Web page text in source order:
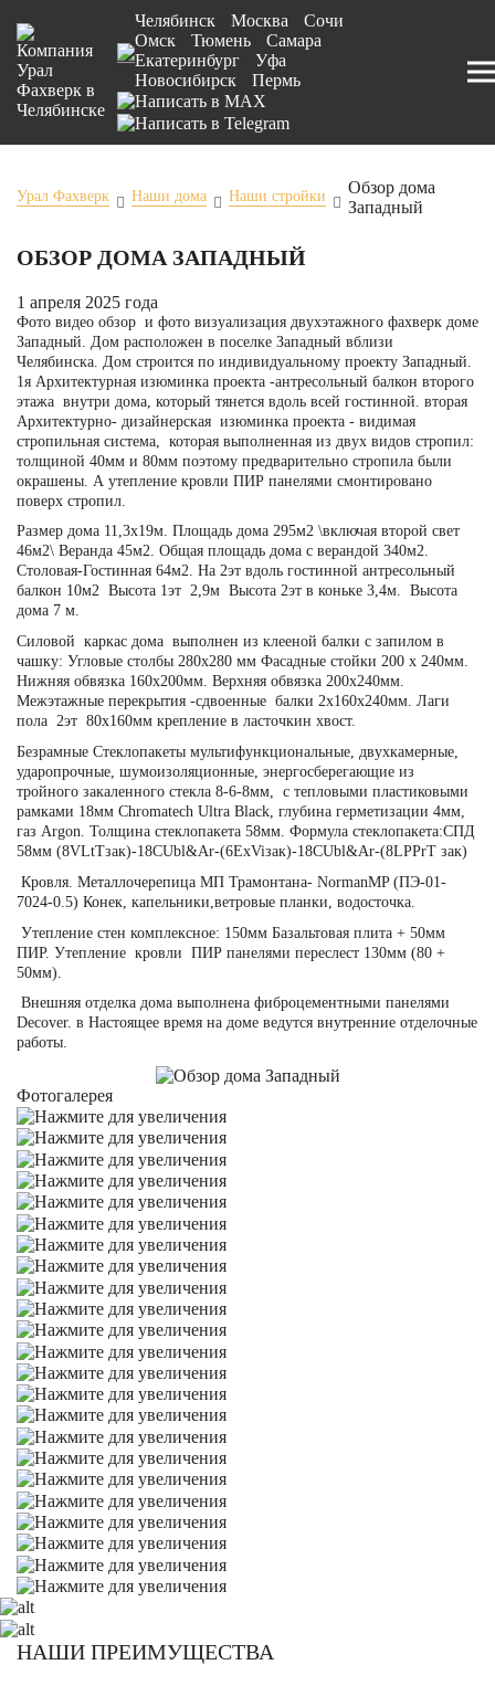
Челябинск Москва
Сочи
Омск
Тюмень
Самара
Екатеринбург
Уфа
Новосибирск
Пермь
Урал Фахверк Наши дома Наши стройки
Обзор дома
Западный
ОБЗОР ДОМА ЗАПАДНЫЙ
1 апреля 2025 года
Фото видео обзор и фото визуализация двухэтажного фахверк доме
Западный. Дом расположен в поселке Западный вблизи
Челябинска. Дом строится по индивидуальному проекту Западный
1я Архитектурная изюминка проекта -антресольный балкон второго
этажа внутри дома, который тянется вдоль всей гостинной. вторая
Архитектурно- дизайнерская изюминка проекта - видимая
стропильная система, которая выполненная из двух видов стропил:
толщиной 40мм и 80мм поэтому предварительно стропила были
окрашены. А утепление кровли ПИР панелями смонтировано
поверх стропил.
Размер дома 11,3х19м. Площадь дома 295м2 \включая второй свет
46м2\ Веранда 45м2. Общая площадь дома с верандой 340м2.
Столовая-Гостинная 64м2. На 2эт вдоль гостинной антресольный
балкон 10м2 Высота 1эт 2,9м Высота 2эт в коньке 3,4м. Высота
дома 7 м.
Силовой каркас дома выполнен из клееной балки с запилом в
чашку: Угловые столбы 280х280 мм Фасадные стойки 200 х 240мм.
Нижняя обвязка 160х200мм. Верхняя обвязка 200х240мм.
Межэтажные перекрытия -сдвоенные балки 2х160х240мм. Лаги
пола 2эт 80х160мм крепление в ласточкин хвост.
Безрамные Стеклопакеты мультифункциональные, двухкамерные,
ударопрочные, шумоизоляционные, энергосберегающие из
тройного закаленного стекла 8-6-8мм, с тепловыми пластиковыми
рамками 18мм Chromatech Ultra Black, глубина герметизации 4мм,
газ Argon. Толщина стеклопакета 58мм. Формула стеклопакета:СПД
58мм (8VLtTзак)-18CUbl&Ar-(6ExViзак)-18CUbl&Ar-(8LPPrT зак)
Кровля. Металлочерепица МП Трамонтана- NormanMP (ПЭ-01-
7024-0.5) Конек, капельники,ветровые планки, водосточка.
Утепление стен комплексное: 150мм Базальтовая плита + 50мм
ПИР. Утепление кровли ПИР панелями переслест 130мм (80 +
50мм).
Внешняя отделка дома выполнена фиброцементными панелями
Decover. в Настоящее время на доме ведутся внутренние отделочные
работы.
Фотогалерея
НАШИ ПРЕИМУЩЕСТВА